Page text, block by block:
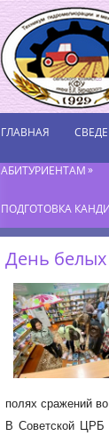
ГЛАВНАЯ
АБИТУРИЕНТАМ»
ПОДГОТОВКА
День
полях сражений
В Советской ЦРБ